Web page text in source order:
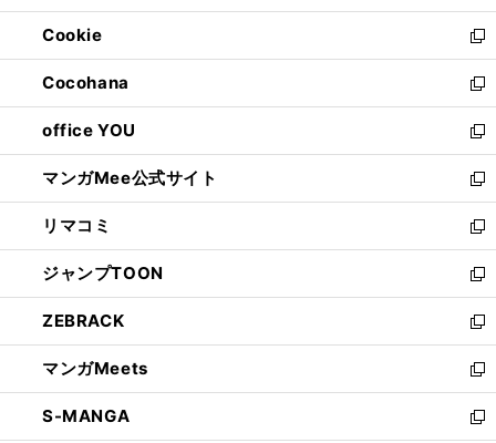
開
く
ウ
で
開
く
ン
ド
ウ
で
開
く
ウ
ィ
ン
ド
ウ
で
開
く
Cookie
新
し
い
ウ
ィ
ン
ド
ウ
で
開
く
Cocohana
新
し
い
ウ
ィ
ン
ド
ウ
で
開
く
office YOU
新
し
い
ウ
ィ
ン
ド
ウ
で
開
く
マンガMee公式サイト
新
し
い
ウ
ィ
ン
ド
ウ
で
開
く
リマコミ
新
し
い
ウ
ィ
ン
ド
ウ
で
ジャンプTOON
新
し
い
ウ
ィ
ン
ド
ZEBRACK
新
し
い
ウ
ィ
マンガMeets
新
し
い
S-MANGA
新